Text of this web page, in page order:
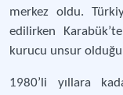
merkez oldu.
edilirken
kurucu unsur
1980’li yıllara